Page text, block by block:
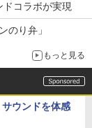
コラボが実現
のり弁」
もっと見る
ウンドを体感